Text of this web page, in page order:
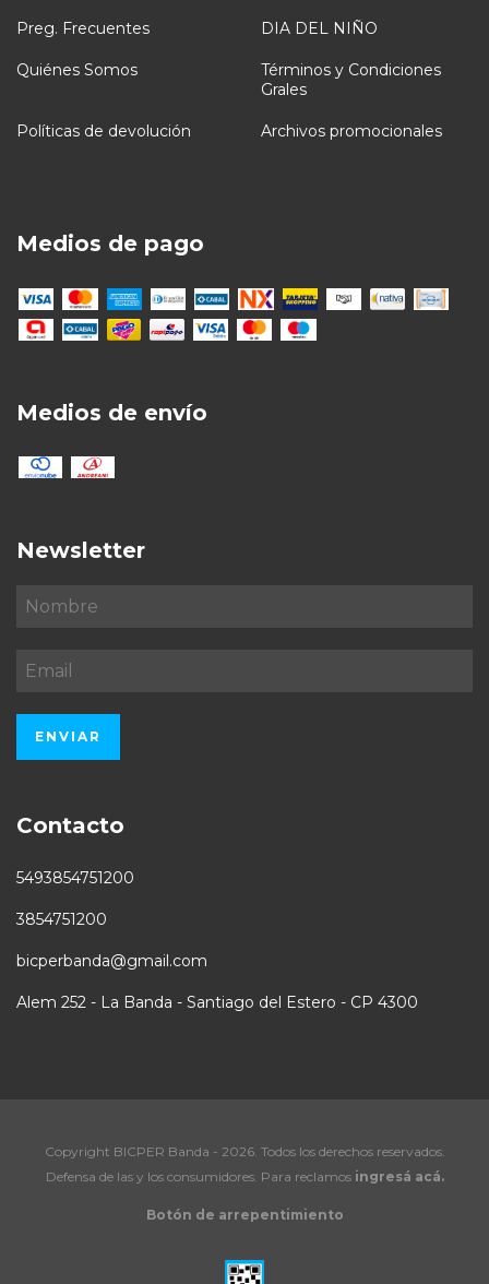
Preg. Frecuentes DIA DEL NIÑO
Quiénes Somos
Términos y Condiciones
Grales
Políticas de devolución Archivos promocionales
Medios de pago
Medios de envío
Newsletter
Contacto
5493854751200
3854751200
bicperbanda@gmail.com
Alem 252 - La Banda - Santiago del Estero - CP 4300
Copyright BICPER Banda - 2026. Todos los derechos reservados.
Defensa de las y los consumidores. Para reclamos ingresá acá.
Botón de arrepentimiento